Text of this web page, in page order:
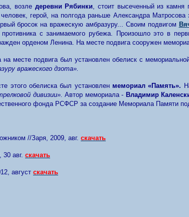
возле деревни Рябинки, стоит высеченный из камня
человек, герой, на полгода раньше Александра
бросок на вражескую амбразуру... Своим подвигом
с занимаемого рубежа. Произошло это в
орденом Ленина. На месте подвига сооружен
на месте подвига был установлен обелиск с
вражеского дзота».
этого обелиска был установлен мемориал «Память».
дивизии». Автор мемориала - Владимир
фонда РСФСР за создание Мемориала Памяти
//Заря, 2009, авг. скачать
авг. скачать
август скачать